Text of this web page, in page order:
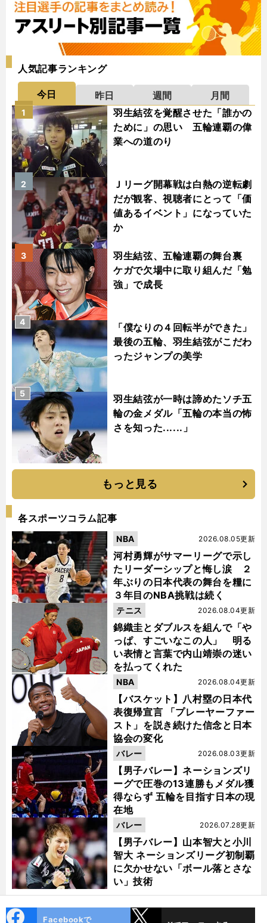
人気記事ランキング
今日 昨日 週間
月間
羽生結弦を覚醒させた「誰かの
ために」の思い 五輪連覇の偉
業への道のり
1
Ｊリーグ開幕戦は白熱の逆転劇
だが観客、視聴者にとって「価
値あるイベント」になっていた
か
2
羽生結弦、五輪連覇の舞台裏
ケガで欠場中に取り組んだ「勉
強」で成長
3
「僕なりの４回転半ができた」
最後の五輪、羽生結弦がこだわ
ったジャンプの美学
4
羽生結弦が一時は諦めたソチ五
輪の金メダル「五輪の本当の怖
さを知った......」
5
もっと見る
各スポーツコラム記事
河村勇輝がサマーリーグで示し
たリーダーシップと悔し涙 ２
年ぶりの日本代表の舞台を糧に
３年目のNBA挑戦は続く
2026.08.05更新
NBA
錦織圭とダブルスを組んで「や
っぱ、すごいなこの人」 明る
い表情と言葉で内山靖崇の迷い
を払ってくれた
2026.08.04更新
テニス
【バスケット】八村塁の日本代
表復帰宣言 「プレーヤーファー
スト」を説き続けた信念と日本
協会の変化
2026.08.04更新
NBA
【男子バレー】ネーションズリ
ーグで圧巻の13連勝もメダル獲
得ならず 五輪を目指す日本の現
在地
2026.08.03更新
バレー
【男子バレー】山本智大と小川
智大 ネーションズリーグ初制覇
に欠かせない「ボール落とさな
い」技術
2026.07.28更新
バレー
Facebookで